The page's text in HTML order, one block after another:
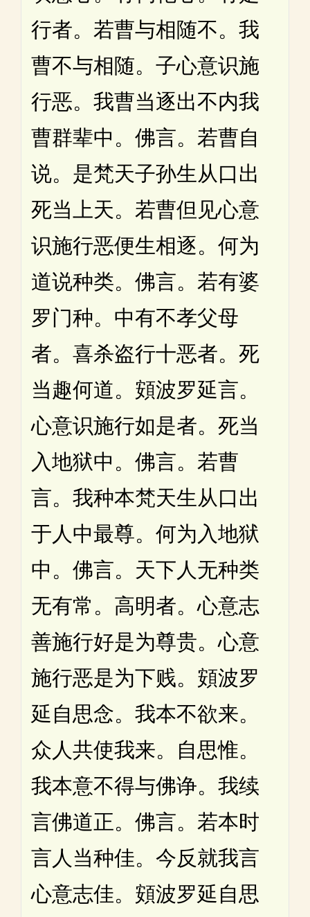
行者。若曹与相随不。我
曹不与相随。子心意识施
行恶。我曹当逐出不内我
曹群辈中。佛言。若曹自
说。是梵天子孙生从口出
死当上天。若曹但见心意
识施行恶便生相逐。何为
道说种类。佛言。若有婆
罗门种。中有不孝父母
者。喜杀盗行十恶者。死
当趣何道。頞波罗延言。
心意识施行如是者。死当
入地狱中。佛言。若曹
言。我种本梵天生从口出
于人中最尊。何为入地狱
中。佛言。天下人无种类
无有常。高明者。心意志
善施行好是为尊贵。心意
施行恶是为下贱。頞波罗
延自思念。我本不欲来。
众人共使我来。自思惟。
我本意不得与佛诤。我续
言佛道正。佛言。若本时
言人当种佳。今反就我言
心意志佳。頞波罗延自思